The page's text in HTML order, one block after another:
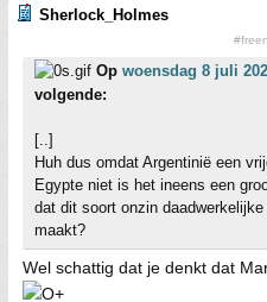
Sherlock_Holmes
Op woensdag 8 juli
volgende:
[..]
Huh dus omdat Argentinië een
Egypte niet is het ineens een
dat dit soort onzin
maakt?
Wel schattig dat je denkt dat